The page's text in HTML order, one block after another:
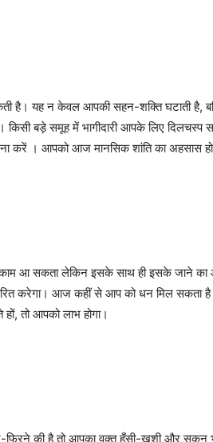
है। यह न केवल आपकी सहन-शक्ति घटाती है,
किसी बड़े समूह में भागीदारी आपके लिए दिलचस्प
करें । आपको आज मानसिक शांति का अहसास
आ सकता लेकिन इसके साथ ही इसके जाने का
करेगा। आज कहीं से आप को धन मिल सकता
हों, तो आपको लाभ होगा।
फिरने की है तो आपका वक़्त हँसी-ख़ुशी और सुकून